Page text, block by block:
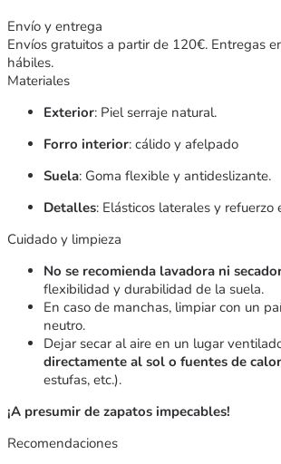
Envío y entrega
Envíos gratuitos a partir de 120€. Entregas
hábiles.
Materiales
Exterior: Piel serraje natural.
Forro interior: cálido y afelpado
Suela: Goma flexible y antideslizante.
Detalles: Elásticos laterales y refuerzo
Cuidado y limpieza
No se recomienda lavadora ni
flexibilidad y durabilidad de la suela.
En caso de manchas, limpiar con un
neutro.
Dejar secar al aire en un lugar
directamente al sol o fuentes de calor
estufas, etc.).
¡A presumir de zapatos impecables!
Recomendaciones